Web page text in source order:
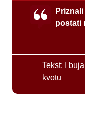
postati
Tekst:
I
kvotu